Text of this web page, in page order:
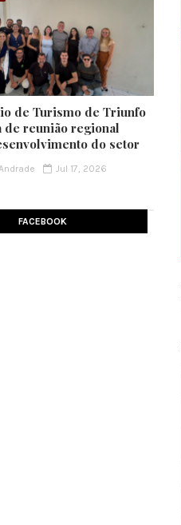
de Turismo de Triunfo
de reunião regional
do setor
Jul 17, 2026
FACEBOOK